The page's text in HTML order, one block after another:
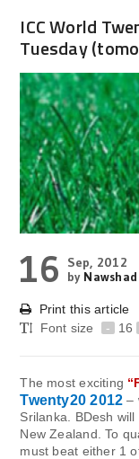
ICC World
Tuesday
16
Sep, 2012
by
Print this article
Font size
- 16
The most exciting
Twenty20 2012–
Srilanka. BDesh
New Zealand. To
must beat either 1